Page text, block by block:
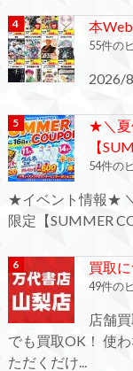
本
55件の
★＼夏
【
54件の
★イベント情報★
限定【SUMMER
買取
49件の
店舗
でも買取OK！ 使
ただくだけ...